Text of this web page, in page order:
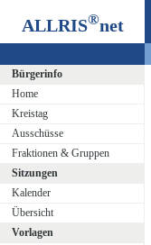
ALLRIS®net
Bürgerinfo
Home
Kreistag
Ausschüsse
Fraktionen & Gruppen
Sitzungen
Kalender
Übersicht
Vorlagen